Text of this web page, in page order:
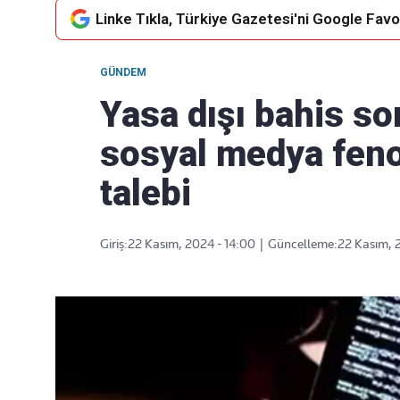
akışımıza ulaşın
Linke Tıkla, Türkiye Gazetesi'ni Google
GÜNDEM
Yasa dışı bahis
sosyal medya
talebi
Giriş:22 Kasım, 2024 - 14:00 Güncelleme:22 Kasım,